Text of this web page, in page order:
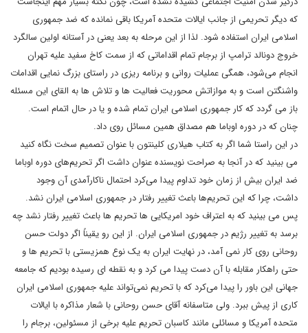
که دیگر تحریمی از جانب ایالات متحده آمریکا باقی نمانده که ضد جمهوری
اسلامی ایران استفاده شود. لذا از این مرحله به بعد یعنی در آستانه اولین سالگرد
خروج دونالد ترامپ از برجام تمام اقداماتی که از سمت کاخ سفید علیه تهران
انجام می‌شود، همگی عملیات روانی و برنامه ریزی در راستای بزرگ نمایی اقدامات
واشنگتن است و به موازاتش محوریت فعالیت ها و تلاش ها به القای این مسئله
باز می گردد که کار جمهوری اسلامی ایران تمام شده و یا در حال اتمام است.
چنان که در دوره اوباما هم مصداق همین مسائل روی داد.
در این راستا شما اگر به کتاب هیلاری کلینتون با عنوان تصمیم سخت نگاه کنید
می بینید که در آنجا به صراحت نویسنده عنوان داشت اگر تحریم‌های دوره اوباما
ضد ایران بیش از زمان خود تداوم پیدا می‌کرد احتمال ناکارآمدی آن وجود
داشت، چرا که این تحریم‌ها باعث تغییر رفتار در جمهوری اسلامی ایران نشد.
پس می بینید که به اعتراف خود امریکایی ها تحریم ها باعث تغییر رفتار نشد چه
برسد به تغییر رژیم در جمهوری اسلامی ایران. از این رو یقیناً اگر دولت حسن
روحانی روی کار نمی آمد، در نهایت ایران به یک نوع همزیستی با تحریم ها و
حتی راهکار مقابله با آن دست پیدا می کرد و به نقطه ای رسیده بودیم که جامعه
جهانی این باور را پیدا می‌کرد که با تحریم نمی‌تواند علیه جمهوری اسلامی ایران
کاری از پیش ببرد. ولی متاسفانه آقای حسن روحانی با شعار مذاکره با ایالات
متحده آمریکا و مسائلی مانند کاسبان تحریم علیه برخی از مسئولین، برجام را